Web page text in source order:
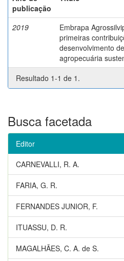
publicação
2019
Embrapa
primeiras
desenvolvimento
agropecuária
Resultado 1-1 de 1.
Busca facetada
Editor
CARNEVALLI, R. A.
FARIA, G. R.
FERNANDES JUNIOR, F.
ITUASSU, D. R.
MAGALHÃES, C. A. de S.